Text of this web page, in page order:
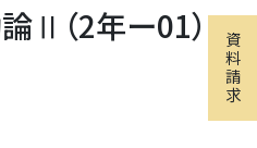
資
料
請
求
Ⅱ（2年ー01）